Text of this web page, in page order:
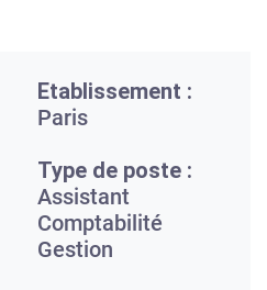
Etablissement :
Paris
Type de poste :
Assistant
Comptabilité
Gestion